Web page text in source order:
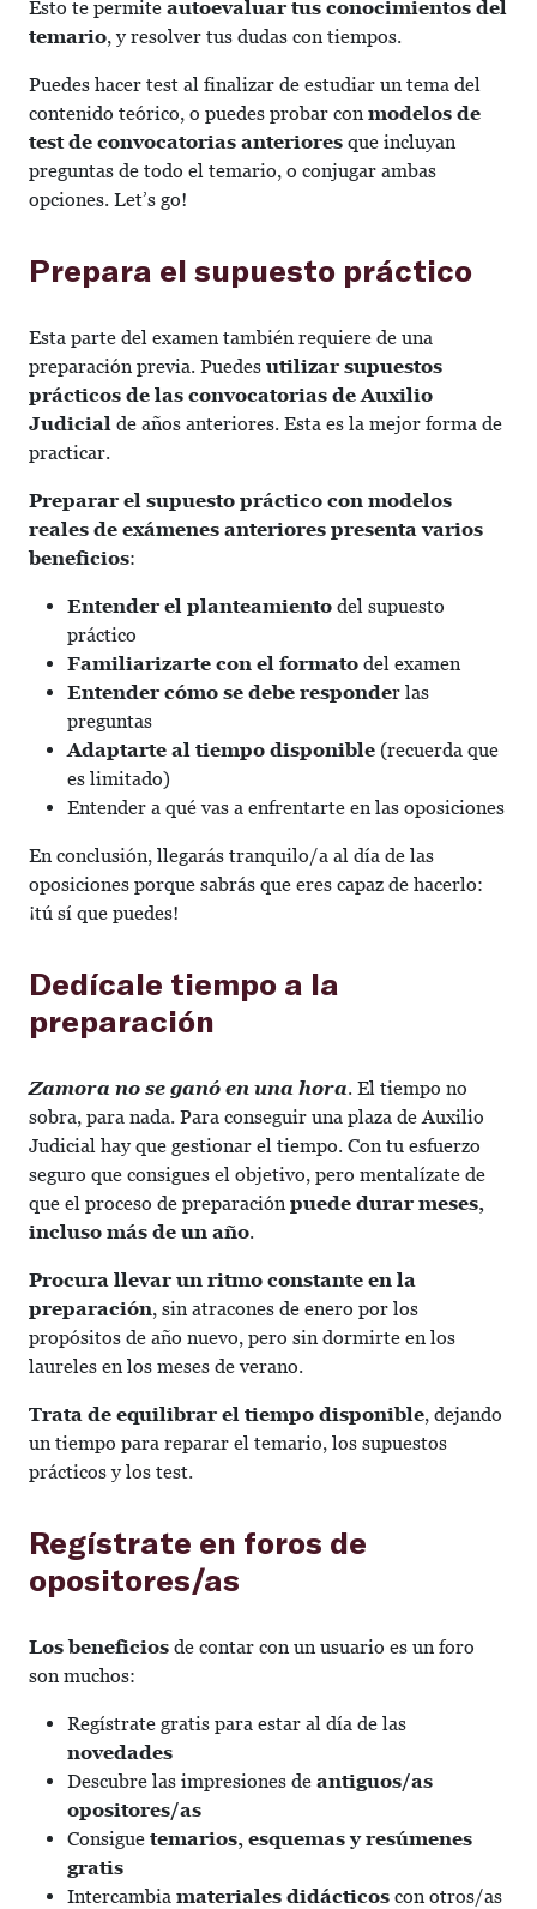
Esto te permite autoevaluar tus conocimientos del
temario, y resolver tus dudas con tiempos.
Puedes hacer test al finalizar de estudiar un tema del
contenido teórico, o puedes probar con modelos de
test de convocatorias anteriores que incluyan
preguntas de todo el temario, o conjugar ambas
opciones. Let’s go!
Prepara el supuesto práctico
Esta parte del examen también requiere de una
preparación previa. Puedes utilizar supuestos
prácticos de las convocatorias de Auxilio
Judicial de años anteriores. Esta es la mejor forma de
practicar.
Preparar el supuesto práctico con modelos
reales de exámenes anteriores presenta varios
beneficios:
Entender el planteamiento del supuesto
práctico
Familiarizarte con el formato del examen
Entender cómo se debe responder las
preguntas
Adaptarte al tiempo disponible (recuerda que
es limitado)
Entender a qué vas a enfrentarte en las oposiciones
En conclusión, llegarás tranquilo/a al día de las
oposiciones porque sabrás que eres capaz de hacerlo:
¡tú sí que puedes!
Dedícale tiempo a la
preparación
Zamora no se ganó en una hora. El tiempo no
sobra, para nada. Para conseguir una plaza de Auxilio
Judicial hay que gestionar el tiempo. Con tu esfuerzo
seguro que consigues el objetivo, pero mentalízate de
que el proceso de preparación puede durar meses,
incluso más de un año.
Procura llevar un ritmo constante en la
preparación, sin atracones de enero por los
propósitos de año nuevo, pero sin dormirte en los
laureles en los meses de verano.
Trata de equilibrar el tiempo disponible, dejando
un tiempo para reparar el temario, los supuestos
prácticos y los test.
Regístrate en foros de
opositores/as
Los beneficios de contar con un usuario es un foro
son muchos:
Regístrate gratis para estar al día de las
novedades
Descubre las impresiones de antiguos/as
opositores/as
Consigue temarios, esquemas y resúmenes
gratis
Intercambia materiales didácticos con otros/as